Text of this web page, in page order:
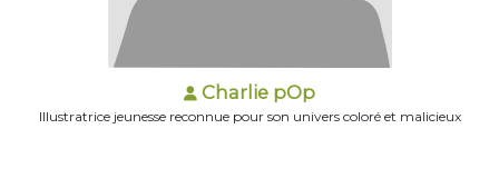
Charlie pOp
Illustratrice jeunesse reconnue pour son univers coloré et malicieux